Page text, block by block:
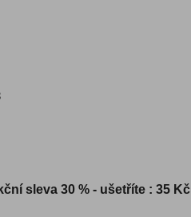
sleva 30 % - ušetříte : 35 Kč